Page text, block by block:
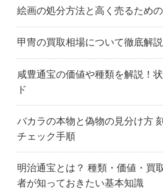
絵画の処分方法と高く売るため
甲冑の買取相場について徹底解説
咸豊通宝の価値や種類を解説！
ド
バカラの本物と偽物の見分け方
チェック手順
明治通宝とは？ 種類・価値・買
者が知っておきたい基本知識